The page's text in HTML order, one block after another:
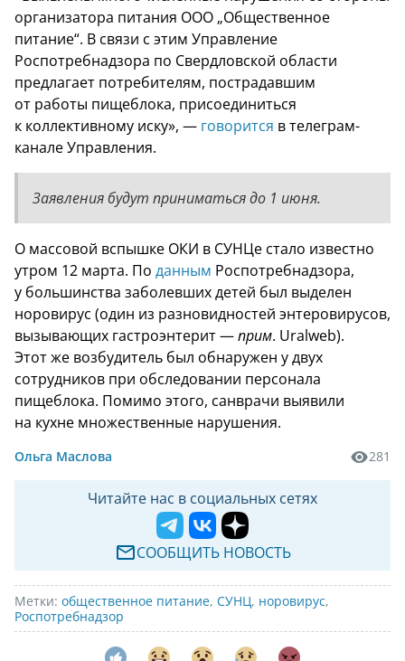
организатора питания ООО „Общественное
питание“. В связи с этим Управление
Роспотребнадзора по Свердловской области
предлагает потребителям, пострадавшим
от работы пищеблока, присоединиться
к коллективному иску», — говорится в телеграм-
канале Управления.
Заявления будут приниматься до 1 июня.
О массовой вспышке ОКИ в СУНЦе стало известно
утром 12 марта. По данным Роспотребнадзора,
у большинства заболевших детей был выделен
норовирус (один из разновидностей энтеровирусов,
вызывающих гастроэнтерит —прим. Uralweb).
Этот же возбудитель был обнаружен у двух
сотрудников при обследовании персонала
пищеблока. Помимо этого, санврачи выявили
на кухне множественные нарушения.
Ольга Маслова 281
Читайте нас в социальных сетях
СООБЩИТЬ НОВОСТЬ
Метки: общественное питание, СУНЦ, норовирус,
Роспотребнадзор